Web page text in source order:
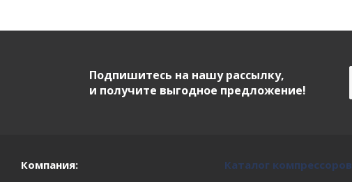
Подпишитесь на нашу рассылку,
и получите выгодное предложение!
Компания: Каталог компрессоров